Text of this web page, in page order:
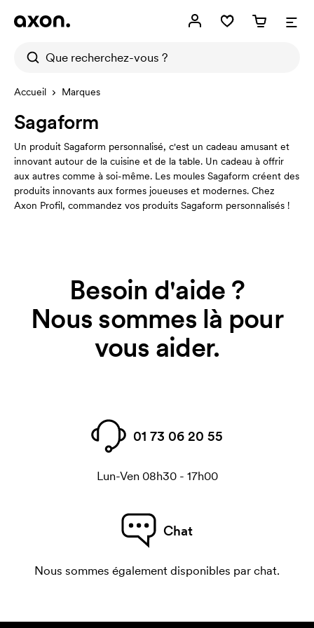
Accueil Marques
Sagaform
Un produit Sagaform personnalisé, c'est un cadeau amusant et
innovant autour de la cuisine et de la table. Un cadeau à offrir
aux autres comme à soi-même. Les moules Sagaform créent des
produits innovants aux formes joueuses et modernes. Chez
Axon Profil, commandez vos produits Sagaform personnalisés !
Besoin d'aide ?
Nous sommes là pour
vous aider.
01 73 06 20 55
Lun-Ven 08h30 - 17h00
Chat
Nous sommes également disponibles par chat.